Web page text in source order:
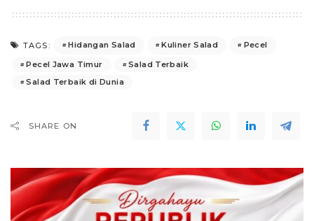
TAGS: Hidangan Salad Kuliner Salad
Pecel
Pecel Jawa Timur
Salad Terbaik
Salad Terbaik di Dunia
SHARE ON